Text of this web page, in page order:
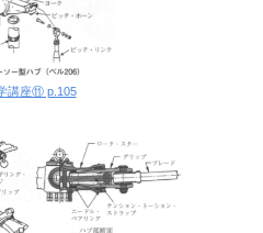
講座⑪ p.105